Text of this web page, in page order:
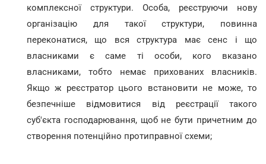
комплексної структури. Особа, реєструючи нову
організацію для такої структури, повинна
переконатися, що вся структура має сенс і що
власниками є саме ті особи, кого вказано
власниками, тобто немає прихованих власників.
Якщо ж реєстратор цього встановити не може, то
безпечніше відмовитися від реєстрації такого
суб'єкта господарювання, щоб не бути причетним до
створення потенційно протиправної схеми;